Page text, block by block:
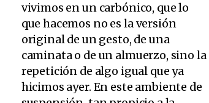
vivimos en un carbónico, que lo
que hacemos no es la versión
original de un gesto, de una
caminata o de un almuerzo, sino la
repetición de algo igual que ya
hicimos ayer. En este ambiente de